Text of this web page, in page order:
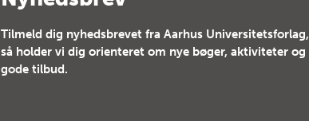
Tilmeld dig nyhedsbrevet fra Aarhus Universitetsforlag,
så holder vi dig orienteret om nye bøger, aktiviteter og
gode tilbud.